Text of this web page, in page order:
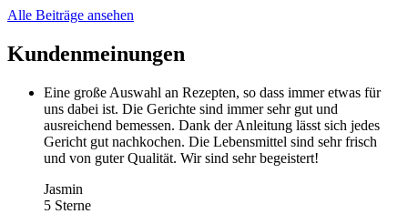
Alle Beiträge ansehen
Kundenmeinungen
Eine große Auswahl an Rezepten, so dass immer etwas für
uns dabei ist. Die Gerichte sind immer sehr gut und
ausreichend bemessen. Dank der Anleitung lässt sich jedes
Gericht gut nachkochen. Die Lebensmittel sind sehr frisch
und von guter Qualität. Wir sind sehr begeistert!
Jasmin
5 Sterne